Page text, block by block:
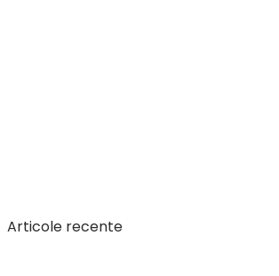
Articole recente